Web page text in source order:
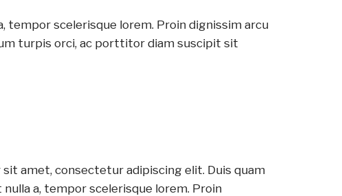
tempor scelerisque lorem. Proin dignissim arcu
turpis orci, ac porttitor diam suscipit sit
amet, consectetur adipiscing elit. Duis quam
a, tempor scelerisque lorem. Proin